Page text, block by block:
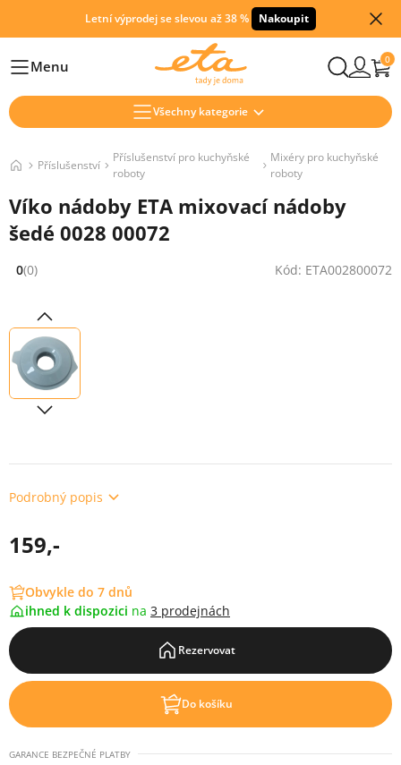
Letní výprodej se slevou až 38 % Nakoupit
HlavníMenu 0
Všechny kategorie
Příslušenství
Příslušenství pro kuchyňské
roboty
Mixéry pro kuchyňské
roboty
Víko nádoby ETA mixovací nádoby
šedé 0028 00072
Hodnocení: 0 z 5 (0 recenzí)
0(0) Kód: ETA002800072
Podrobný popis
159,-
Obvykle do 7 dnů
ihned k dispozici na 3 prodejnách
Rezervovat
Do košíku
GARANCE BEZPEČNÉ PLATBY